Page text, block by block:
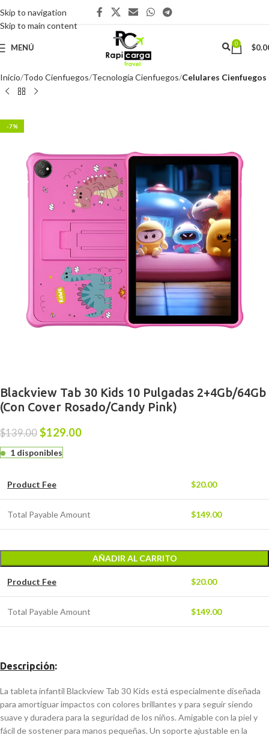
Skip to navigation
Skip to main content
MENÚ 0 $
Inicio Todo Cienfuegos Tecnología Cienfuegos Celulares Cienfuegos
-7%
Blackview Tab 30 Kids 10 Pulgadas 2+4Gb/64Gb
(Con Cover Rosado/Candy Pink)
$139.00 $129.00
1 disponibles
Product Fee $20.00
Total Payable Amount $149.00
AÑADIR AL CARRITO
Product Fee $20.00
Total Payable Amount $149.00
Descripción:
La tableta infantil Blackview Tab 30 Kids está especialmente diseñada
para amortiguar impactos con colores brillantes y para seguir siendo
suave y duradera para la seguridad de los niños. Amigable con la piel y
fácil de sostener para manos pequeñas. Un soporte ajustable en la